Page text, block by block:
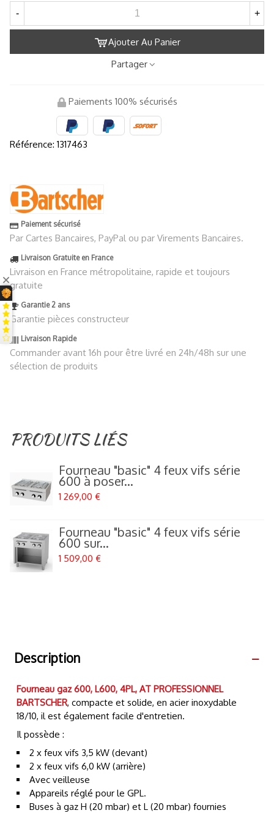
- +
Ajouter Au Panier
Partager
Paiements 100% sécurisés
Référence: 1317463
Paiement sécurisé
Par Cartes Bancaires, PayPal ou par Virements Bancaires.
Livraison Gratuite en France
Livraison en France métropolitaine, rapide et toujours
gratuite
Garantie 2 ans
Garantie pièces constructeur
Livraison Rapide
Commander avant 16h pour être livré en 24h/48h sur une
sélection de produits
PRODUITS LIÉS
Fourneau "basic" 4 feux vifs série
600 à poser...
1 269,00 €
Fourneau "basic" 4 feux vifs série
600 sur...
1 509,00 €
Description
Fourneau gaz 600, L600, 4PL, AT PROFESSIONNEL
BARTSCHER, compacte et solide, en acier inoxydable
18/10, il est également facile d'entretien.
Il possède :
2 x feux vifs 3,5 kW (devant)
2 x feux vifs 6,0 kW (arrière)
Avec veilleuse
Appareils réglé pour le GPL.
Buses à gaz H (20 mbar) et L (20 mbar) fournies